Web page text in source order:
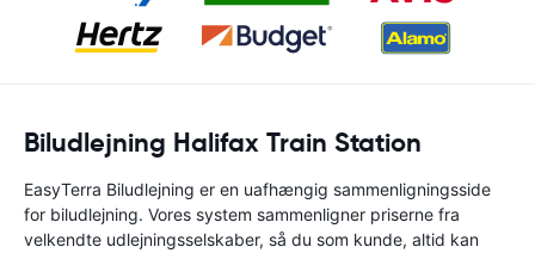
Biludlejning Halifax Train Station
EasyTerra Biludlejning er en uafhængig sammenligningsside
for biludlejning. Vores system sammenligner priserne fra
velkendte udlejningsselskaber, så du som kunde, altid kan